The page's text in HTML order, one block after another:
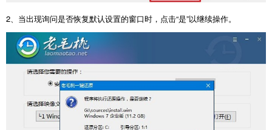
2 、当出现询问是否恢复默认设置的窗口时，点击“是”以继续操作。